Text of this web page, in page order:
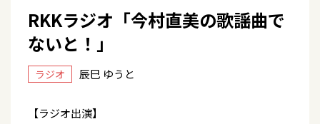
RKKラジオ「今村直美の歌謡曲で
ないと！」
ラジオ 辰巳 ゆうと
【ラジオ出演】